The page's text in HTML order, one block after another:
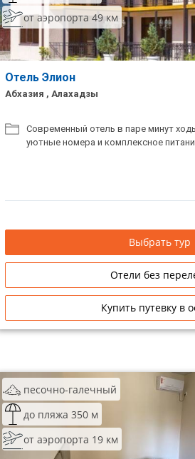
от аэропорта 49 км
Отель Элион
Абхазия , Алахадзы
Современный отель в паре минут
уютные номера и комплексное
Выбрать тур
Отели без
Купить путевку в
песочно-галечный
до пляжа 350 м
от аэропорта 19 км